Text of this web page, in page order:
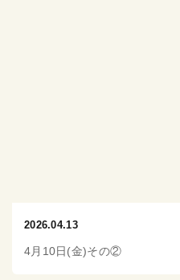
2026.04.13
4月10日(金)その②